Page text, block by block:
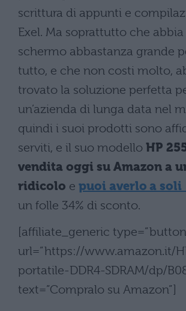
scrittura di appunti e
Exel. Ma soprattutto che
schermo abbastanza grande
tutto, e che non costi molto,
trovato la soluzione perfetta
un’azienda di lunga data nel
quindi i suoi prodotti sono
serviti, e il suo modello HP
vendita oggi su Amazon a
ridicolo e puoi averlo a soli
un folle 34% di sconto.
[affiliate_generic
url=”https://www.amazon.it/
portatile-DDR4-SDRAM/dp/
text=”Compralo su Amazon”]